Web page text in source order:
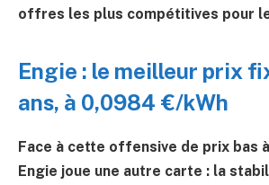
offres les plus compétitives pour
Engie : le meilleur prix
ans, à 0,0984 €/kWh
Face à cette offensive de prix bas
Engie joue une autre carte : la